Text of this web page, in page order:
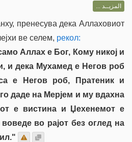
المزيــد ...
пренесува дека Аллаховиот
ве селем, рекол:
Аллах е Бог, Кому никој и
и дека Мухамед е Негов роб
е Негов роб, Пратеник и
даде на Мерјем и му вдахна
е вистина и Џехенемот е
во рајот без оглед на